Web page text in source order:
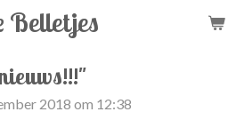
Belletjes
2018 om 12:38